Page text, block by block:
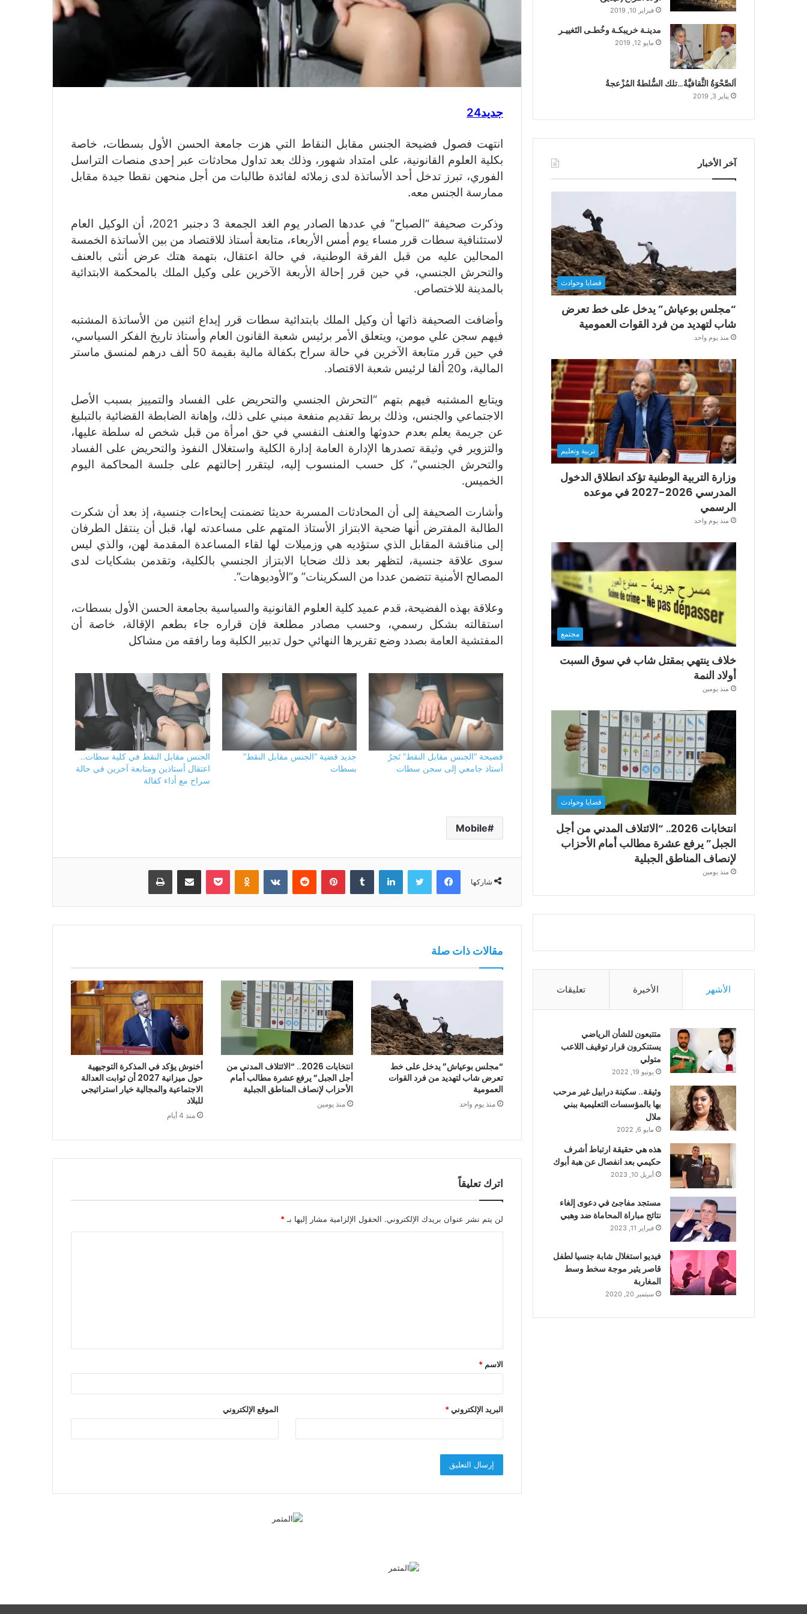
جديد24
انتهت فصول فضيحة الجنس مقابل النقاط التي هزت جامعة الحسن الأول بسطات، خاصة
بكلية العلوم القانونية، على امتداد شهور، وذلك بعد تداول محادثات عبر إحدى منصات التراسل
الفوري، تبرز تدخل أحد الأساتذة لدى زملائه لفائدة طالبات من أجل منحهن نقطا جيدة مقابل
ممارسة الجنس معه.
وذكرت صحيفة “الصباح” في عددها الصادر يوم الغد الجمعة 3 دجنبر 2021، أن الوكيل العام
لاستئنافية سطات قرر مساء يوم أمس الأربعاء، متابعة أستاذ للاقتصاد من بين الأساتذة الخمسة
المحالين عليه من قبل الفرقة الوطنية، في حالة اعتقال، بتهمة هتك عرض أنثى بالعنف
والتحرش الجنسي، في حين قرر إحالة الأربعة الآخرين على وكيل الملك بالمحكمة الابتدائية
بالمدينة للاختصاص.
وأضافت الصحيفة ذاتها أن وكيل الملك بابتدائية سطات قرر إيداع اثنين من الأساتذة المشتبه
فيهم سجن علي مومن، ويتعلق الأمر برئيس شعبة القانون العام وأستاذ تاريخ الفكر السياسي،
في حين قرر متابعة الآخرين في حالة سراح بكفالة مالية بقيمة 50 ألف درهم لمنسق ماستر
المالية، و20 ألفا لرئيس شعبة الاقتصاد.
ويتابع المشتبه فيهم بتهم “التحرش الجنسي والتحريض على الفساد والتمييز بسبب الأصل
الاجتماعي والجنس، وذلك بربط تقديم منفعة مبني على ذلك، وإهانة الضابطة القضائية بالتبليغ
عن جريمة يعلم بعدم حدوثها والعنف النفسي في حق امرأة من قبل شخص له سلطة عليها،
والتزوير في وثيقة تصدرها الإدارة العامة إدارة الكلية واستغلال النفوذ والتحريض على الفساد
والتحرش الجنسي”، كل حسب المنسوب إليه، ليتقرر إحالتهم على جلسة المحاكمة اليوم
الخميس.
وأشارت الصحيفة إلى أن المحادثات المسربة حديثا تضمنت إيحاءات جنسية، إذ بعد أن شکرت
الطالبة المفترض أنها ضحية الابتزاز الأستاذ المتهم على مساعدته لها، قبل أن ينتقل الطرفان
إلى مناقشة المقابل الذي ستؤديه هي وزميلات لها لقاء المساعدة المقدمة لهن، والذي ليس
سوى علاقة جنسية، لتظهر بعد ذلك ضحايا الابتزاز الجنسي بالكلية، وتقدمن بشکایات لدى
المصالح الأمنية تتضمن عددا من السكرينات” و”الأوديوهات”.
وعلاقة بهذه الفضيحة، قدم عميد كلية العلوم القانونية والسياسية بجامعة الحسن الأول بسطات،
استقالته بشكل رسمي، وحسب مصادر مطلعة فإن قراره جاء بطعم الإقالة، خاصة أن
المفتشية العامة بصدد وضع تقريرها النهائي حول تدبير الكلية وما رافقه من مشاكل
فضيحة “الجنس مقابل النقط” تَجرُ
أستاذ جامعي إلى سجن سطات
جديد قضية “الجنس مقابل النقط”
بسطات
الجنس مقابل النقط في كلية سطات..
اعتقال أستاذين ومتابعة آخرين في حالة
سراح مع أداء كفالة
Mobile
شاركها
فيسبوك تويتر لينكدإن بينتيريست Odnoklassniki
بوكيت مشاركة عبر البريد طباعة
مقالات ذات صلة
“مجلس بوعياش” يدخل على خط
تعرض شاب لتهديد من فرد القوات
العمومية
منذ يوم واحد
انتخابات 2026.. “الائتلاف المدني من
أجل الجبل” يرفع عشرة مطالب أمام
الأحزاب لإنصاف المناطق الجبلية
منذ يومين
أخنوش يؤكد في المذكرة التوجيهية
حول ميزانية 2027 أن ثوابت العدالة
الاجتماعية والمجالية خيار استراتيجي
للبلاد
منذ 4 أيام
اترك تعليقاً
لن يتم نشر عنوان بريدك الإلكتروني. الحقول الإلزامية مشار إليها بـ *
ق
*
الاسم *
البريد الإلكتروني* الموقع الإلكتروني
فبراير 10, 2019
مدينـة خريبكـة وخُطـى التَغييـر
مايو 12, 2019
اَلصَّحْوَةُ الثَّقافيَّةُ…تلك السُّلطةُ المُزْعجةُ
يناير 3, 2019
آخر الأخبار
قضايا وحوادث
“مجلس بوعياش” يدخل على خط تعرض
شاب لتهديد من فرد القوات العمومية
منذ يوم واحد
تربية وتعليم
وزارة التربية الوطنية تؤكد انطلاق الدخول
المدرسي 2026-2027 في موعده
الرسمي
منذ يوم واحد
مجتمع
خلاف ينتهي بمقتل شاب في سوق السبت
أولاد النمة
منذ يومين
قضايا وحوادث
انتخابات 2026.. “الائتلاف المدني من أجل
الجبل” يرفع عشرة مطالب أمام الأحزاب
لإنصاف المناطق الجبلية
منذ يومين
الأشهر الأخيرة تعليقات
متتبعون للشأن الرياضي
يستنكرون قرار توقيف اللاعب
متولي
يونيو 19, 2022
وثيقة.. سكينة درابيل غير مرحب
بها بالمؤسسات التعليمية ببني
ملال
مايو 6, 2022
هذه هي حقيقة ارتباط أشرف
حكيمي بعد انفصال عن هبة أبوك
أبريل 10, 2023
مستجد مفاجئ في دعوى إلغاء
نتائج مباراة المحاماة ضد وهبي
فبراير 11, 2023
فيديو استغلال شابة جنسيا لطفل
قاصر يثير موجة سخط وسط
المغاربة
سبتمبر 20, 2020